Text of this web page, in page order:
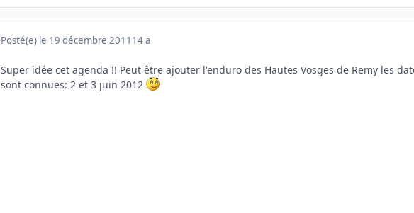
Posté(e) le 19 décembre 2011 14 a
Super idée cet agenda !! Peut être ajouter l'enduro des Hautes Vosges de Remy les
sont connues: 2 et 3 juin 2012